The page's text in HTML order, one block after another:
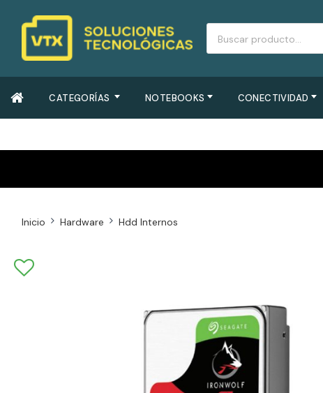
CATEGORÍAS NOTEBOOKS CONECTIVIDAD
Inicio Hardware Hdd Internos